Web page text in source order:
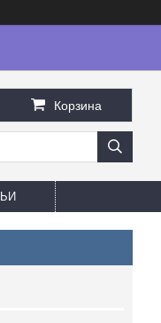
Корзина